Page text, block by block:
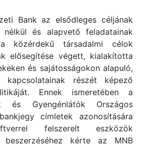
Bank az elsődleges céljának
nélkül és alapvető feladatainak
közérdekű társadalmi célok
elősegítése végett, kialakította
és sajátosságokon alapuló,
részét képező
Ennek ismeretében a
és Gyengénlátók Országos
címletek azonosítására
felszerelt eszközök
beszerzéséhez kérte az MNB